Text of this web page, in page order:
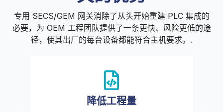
专用 SECS/GEM 网关消除了从头开始重建 PLC 集成的
必要，为 OEM 工程团队提供了一条更快、风险更低的途
径，使其出厂的每台设备都能符合主机要求。.
降低工程量